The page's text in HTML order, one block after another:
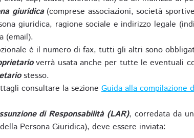
giuridica(comprese associazioni, società
giuridica, ragione sociale e indirizzo legale
(email).
è il numero di fax, tutti gli altri sono
verrà usata anche per tutte le eventuali
stesso.
consultare la sezione Guida alla compilazione
di Responsabilità (LAR), corredata da
Persona Giuridica), deve essere inviata: